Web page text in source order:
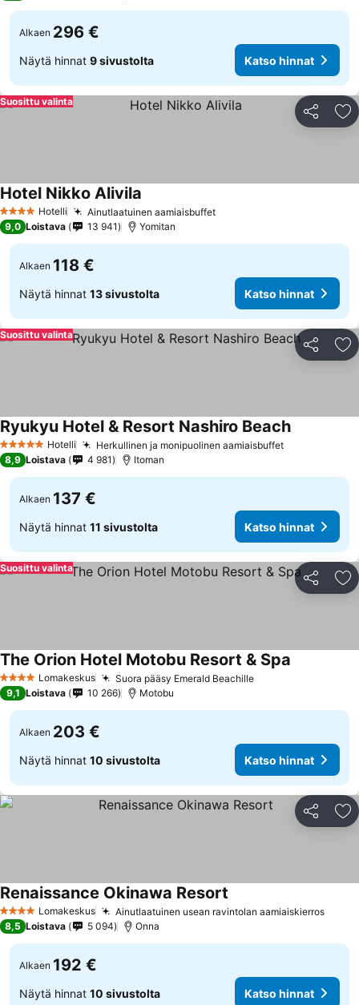
Alkaen 296 €
Näytä hinnat 9 sivustolta Katso hinnat
Jaa
Suosittu valinta
4 Tähtiluokitus
Hotelli Ainutlaatuinen aamiaisbuffetKatso hinnat
Hotel Nikko Alivila
9,0 Loistava 13 941 Yomitan
Alkaen 118 €
Näytä hinnat 13 sivustolta Katso hinnat
Jaa
Suosittu valinta
5 Tähtiluokitus
Hotelli Herkullinen ja monipuolinen aamiaisbuffetKatso hinnat
Ryukyu Hotel & Resort Nashiro BeachKatso
8,9 Loistava 4 981 Itoman
Alkaen 137 €
Näytä hinnat 11 sivustolta Katso hinnat
Jaa
Suosittu valinta
4 TähtiluokitusLomakeskus Suora pääsy Emerald BeachilleKatso hinnat
The Orion Hotel Motobu Resort & Spa
9,1 Loistava 10 266 Motobu
Alkaen 203 €
Näytä hinnat 10 sivustolta Katso hinnat
Jaa
4 TähtiluokitusLomakeskus Ainutlaatuinen usean ravintolan aamiaiskierros
Renaissance Okinawa Resort
8,5 Loistava 5 094 Onna
Alkaen 192 €
Näytä hinnat 10 sivustolta Katso hinnat